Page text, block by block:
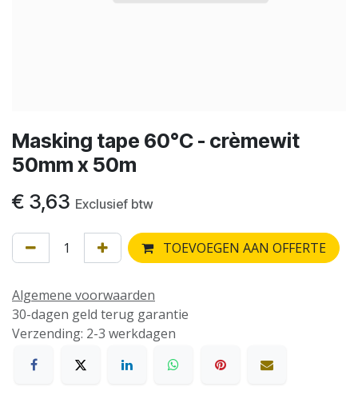
Masking tape 60°C - crèmewit
50mm x 50m
€ 3,63 Exclusief btw
TOEVOEGEN AAN OFFERTE
Algemene voorwaarden
30-dagen geld terug garantie
Verzending: 2-3 werkdagen